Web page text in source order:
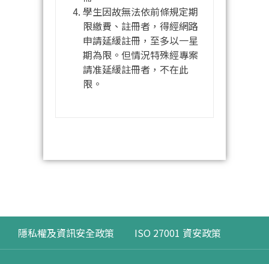
學生因故無法依前條規定期
限繳費、註冊者，得經網路
申請延緩註冊，至多以一星
期為限。但情況特殊經專案
請准延緩註冊者，不在此
限。
隱私權及資訊安全政策 ISO 27001 資安政策